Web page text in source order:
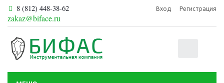
8 (812) 448-38-62
zakaz@biface.ru
Вход Регистрация